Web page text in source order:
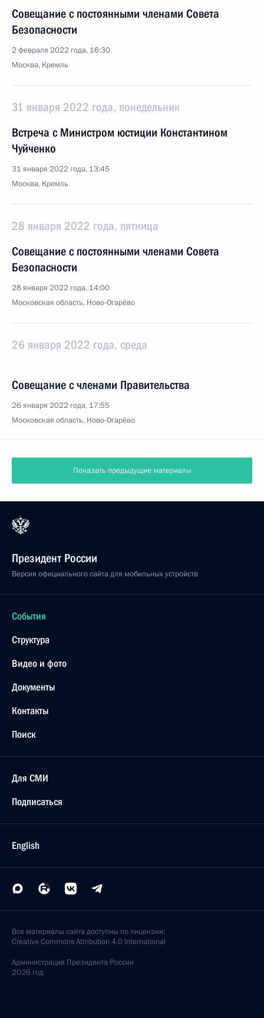
Совещание с постоянными членами Совета
Безопасности
2 февраля 2022 года, 16:30
Москва, Кремль
31 января 2022 года, понедельник
Встреча с Министром юстиции Константином
Чуйченко
31 января 2022 года, 13:45
Москва, Кремль
28 января 2022 года, пятница
Совещание с постоянными членами Совета
Безопасности
28 января 2022 года, 14:00
Московская область, Ново-Огарёво
26 января 2022 года, среда
Совещание с членами Правительства
26 января 2022 года, 17:55
Московская область, Ново-Огарёво
Показать предыдущие материалы
Президент России
Версия официального сайта для мобильных устройств
События
Структура
Видео и фото
Документы
Контакты
Поиск
Для СМИ
Подписаться
English
Все материалы сайта доступны по лицензии:
Creative Commons Attribution 4.0 International
Администрация Президента России
2026 год